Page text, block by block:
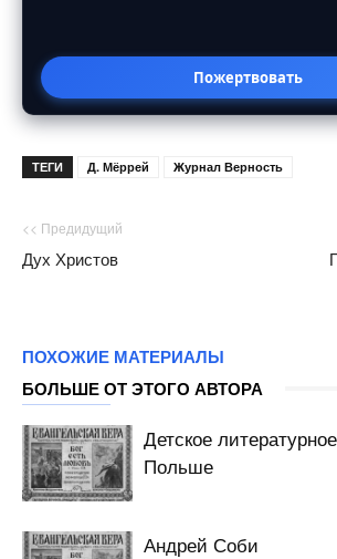
Пожертвовать
ТЕГИ Д. Мёррей Журнал Верность
<< Предидущий
Дух Христов
ПОХОЖИЕ МАТЕРИАЛЫ
БОЛЬШЕ ОТ ЭТОГО АВТОРА
Детское
Польше
Андрей Соби